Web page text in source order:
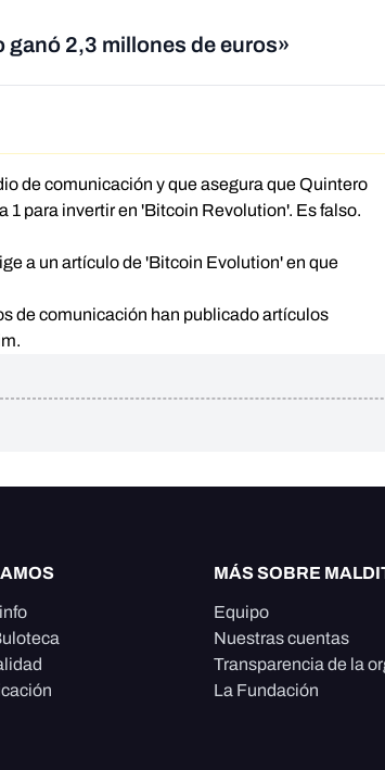
2,3 millones de euros»
de comunicación y que asegura que Quintero
1 para invertir en 'Bitcoin Revolution'. Es falso.
a un artículo de 'Bitcoin Evolution' en que
de comunicación han publicado artículos
MÁS SOBRE
Equipo
Nuestras cuentas
Transparencia de la
La Fundación